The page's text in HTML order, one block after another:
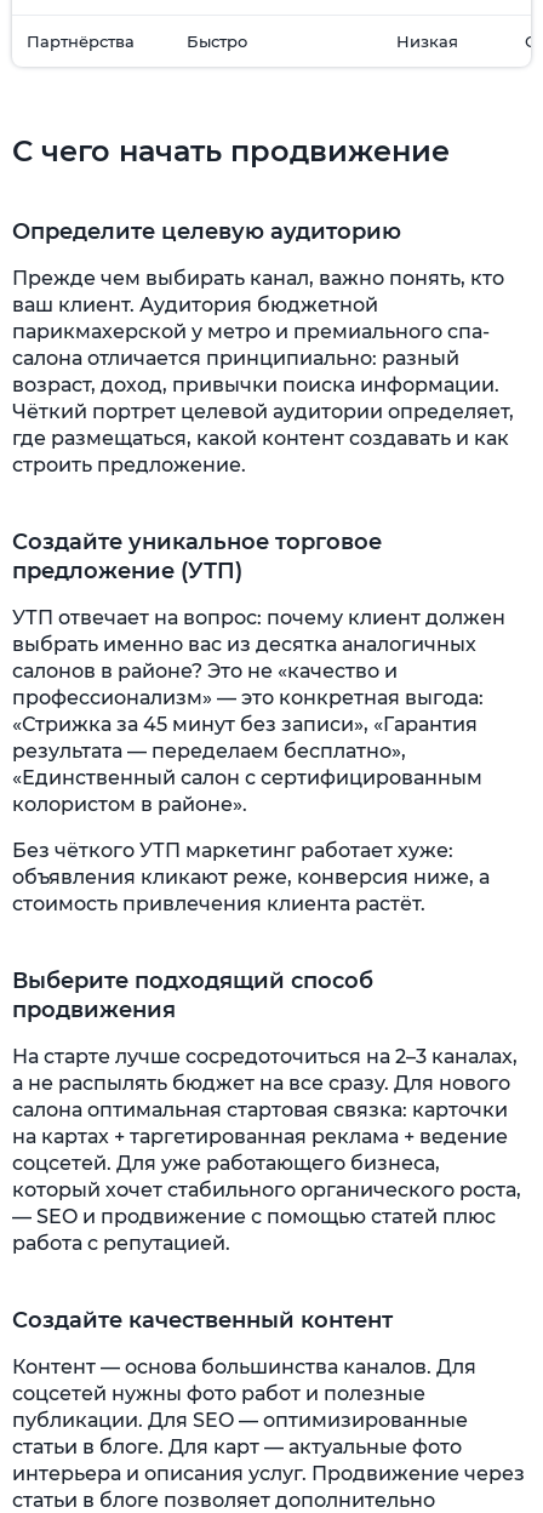
Партнёрства Быстро Низкая
С чего начать продвижение
Определите целевую аудиторию
Прежде чем выбирать канал, важно понять, кто
ваш клиент. Аудитория бюджетной
парикмахерской у метро и премиального спа-
салона отличается принципиально: разный
возраст, доход, привычки поиска информации.
Чёткий портрет целевой аудитории определяет,
где размещаться, какой контент создавать и как
строить предложение.
Создайте уникальное торговое
предложение (УТП)
УТП отвечает на вопрос: почему клиент должен
выбрать именно вас из десятка аналогичных
салонов в районе? Это не «качество и
профессионализм» — это конкретная выгода:
«Стрижка за 45 минут без записи», «Гарантия
результата — переделаем бесплатно»,
«Единственный салон с сертифицированным
колористом в районе».
Без чёткого УТП маркетинг работает хуже:
объявления кликают реже, конверсия ниже, а
стоимость привлечения клиента растёт.
Выберите подходящий способ
продвижения
На старте лучше сосредоточиться на 2–3 каналах,
а не распылять бюджет на все сразу. Для нового
салона оптимальная стартовая связка: карточки
на картах + таргетированная реклама + ведение
соцсетей. Для уже работающего бизнеса,
который хочет стабильного органического роста,
— SEO и продвижение с помощью статей плюс
работа с репутацией.
Создайте качественный контент
Контент — основа большинства каналов. Для
соцсетей нужны фото работ и полезные
публикации. Для SEO — оптимизированные
статьи в блоге. Для карт — актуальные фото
интерьера и описания услуг. Продвижение через
статьи в блоге позволяет дополнительно